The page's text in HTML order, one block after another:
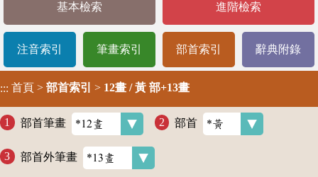
基本檢索 進階檢索
注音索引 筆畫索引 部首索引 辭典附錄
::: 首頁 > 部首索引 > 12畫 / 黃 部+13畫
部首筆畫 部首
部首外筆畫